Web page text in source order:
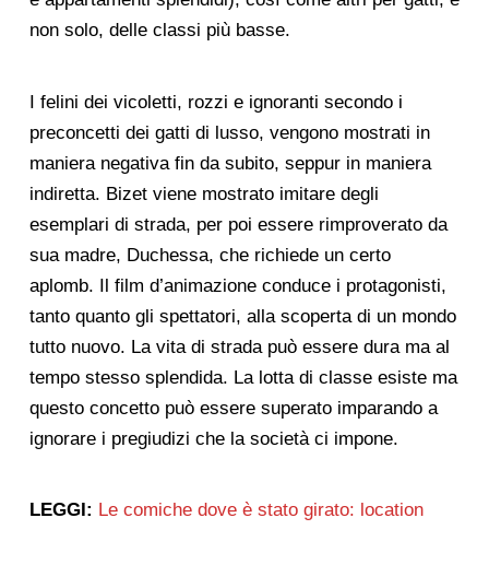
non solo, delle classi più basse.
I felini dei vicoletti, rozzi e ignoranti secondo i
preconcetti dei gatti di lusso, vengono mostrati in
maniera negativa fin da subito, seppur in maniera
indiretta. Bizet viene mostrato imitare degli
esemplari di strada, per poi essere rimproverato da
sua madre, Duchessa, che richiede un certo
aplomb. Il film d’animazione conduce i protagonisti,
tanto quanto gli spettatori, alla scoperta di un mondo
tutto nuovo. La vita di strada può essere dura ma al
tempo stesso splendida. La lotta di classe esiste ma
questo concetto può essere superato imparando a
ignorare i pregiudizi che la società ci impone.
LEGGI: Le comiche dove è stato girato: location